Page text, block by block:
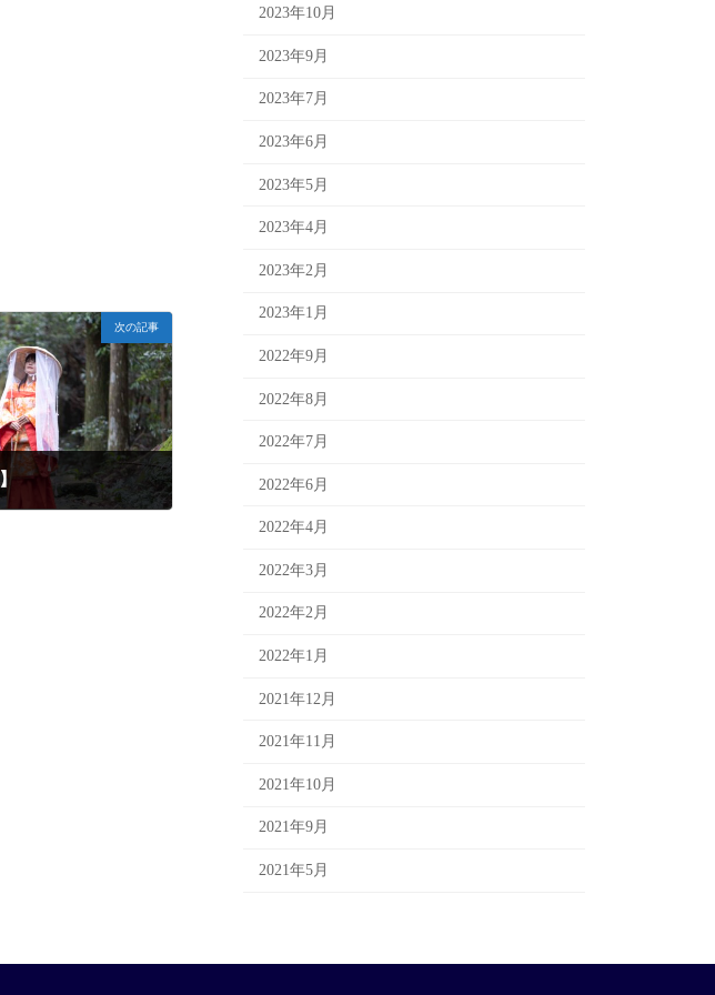
次の記事
2023年10月
2023年9月
2023年7月
2023年6月
2023年5月
2023年4月
2023年2月
2023年1月
2022年9月
2022年8月
2022年7月
2022年6月
2022年4月
2022年3月
2022年2月
2022年1月
2021年12月
2021年11月
2021年10月
2021年9月
2021年5月